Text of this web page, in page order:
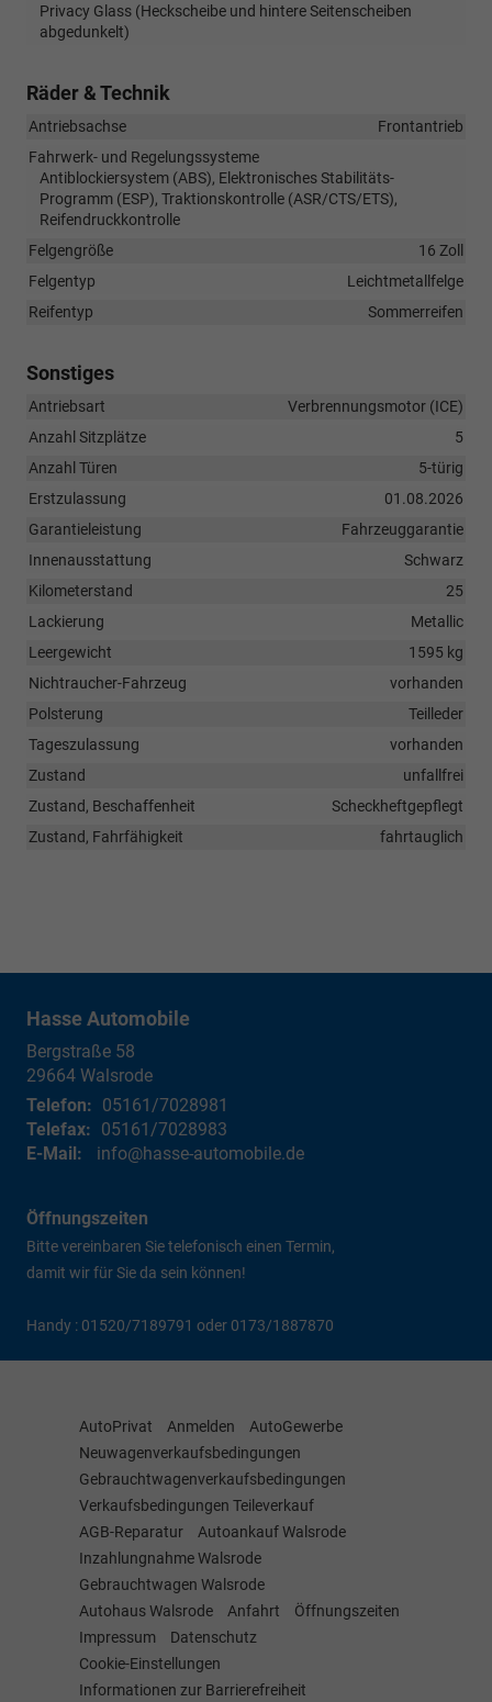
Privacy Glass (Heckscheibe und hintere Seitenscheiben
abgedunkelt)
Räder & Technik
Antriebsachse
Frontantrieb
Fahrwerk- und Regelungssysteme
Antiblockiersystem (ABS), Elektronisches Stabilitäts-
Programm (ESP), Traktionskontrolle (ASR/CTS/ETS),
Reifendruckkontrolle
Felgengröße
16 Zoll
Felgentyp
Leichtmetallfelge
Reifentyp
Sommerreifen
Sonstiges
Antriebsart
Verbrennungsmotor (ICE)
Anzahl Sitzplätze
5
Anzahl Türen
5-türig
Erstzulassung
01.08.2026
Garantieleistung
Fahrzeuggarantie
Innenausstattung
Schwarz
Kilometerstand
25
Lackierung
Metallic
Leergewicht
1595 kg
Nichtraucher-Fahrzeug
vorhanden
Polsterung
Teilleder
Tageszulassung
vorhanden
Zustand
unfallfrei
Zustand, Beschaffenheit
Scheckheftgepflegt
Zustand, Fahrfähigkeit
fahrtauglich
Hasse Automobile
Bergstraße 58
29664 Walsrode
Telefon: 05161/7028981
Telefax: 05161/7028983
E-Mail:
info@hasse-automobile.de
Öffnungszeiten
Bitte vereinbaren Sie telefonisch einen Termin,
damit wir für Sie da sein können!
Handy : 01520/7189791 oder 0173/1887870
AutoPrivat Anmelden
AutoGewerbe
Neuwagenverkaufsbedingungen
Gebrauchtwagenverkaufsbedingungen
Verkaufsbedingungen Teileverkauf
AGB-Reparatur
Autoankauf Walsrode
Inzahlungnahme Walsrode
Gebrauchtwagen Walsrode
Autohaus Walsrode
Anfahrt
Öffnungszeiten
Impressum
Datenschutz
Cookie-Einstellungen
Informationen zur Barrierefreiheit